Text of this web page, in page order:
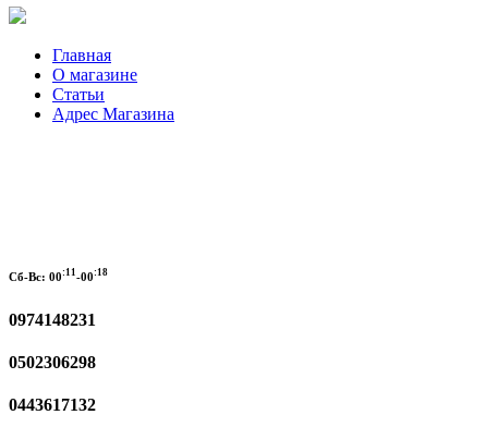
Главная
О магазине
Статьи
Адрес Магазина
Сб-Вс: 00:11 -00:18
0974148231
0502306298
0443617132